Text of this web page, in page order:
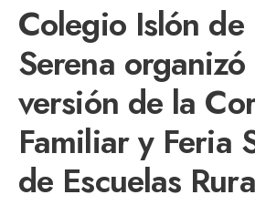
Colegio Islón de
Serena
versión de la
Familiar y Feria
de Escuelas